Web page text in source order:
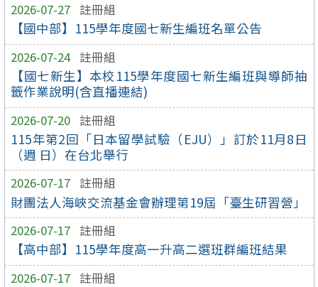
2026-07-27 註冊組
【國中部】115學年度國七新生編班名單公告
2026-07-24 註冊組
【國七新生】本校115學年度國七新生編班與導師抽
籤作業說明(含直播連結)
2026-07-20 註冊組
115年第2回「日本留學試驗（EJU）」訂於11月8日
（週 日）在台北舉行
2026-07-17 註冊組
財團法人海峽交流基金會辦理第19屆「臺生研習營」
2026-07-17 註冊組
【高中部】115學年度高一升高二選班群編班結果
2026-07-17 註冊組